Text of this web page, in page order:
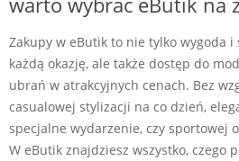
Zakupy w eButik to nie tylko wygoda
każdą okazję, ale także dostęp do
ubrań w atrakcyjnych cenach. Bez
casualowej stylizacji na co dzień,
specjalne wydarzenie, czy sportowej
W eButik znajdziesz wszystko, czego